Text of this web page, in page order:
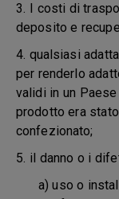
3. I costi di
deposito e
4. qualsiasi
per renderlo
validi in un
prodotto era
confezionato;
5. il danno o i
a) uso o